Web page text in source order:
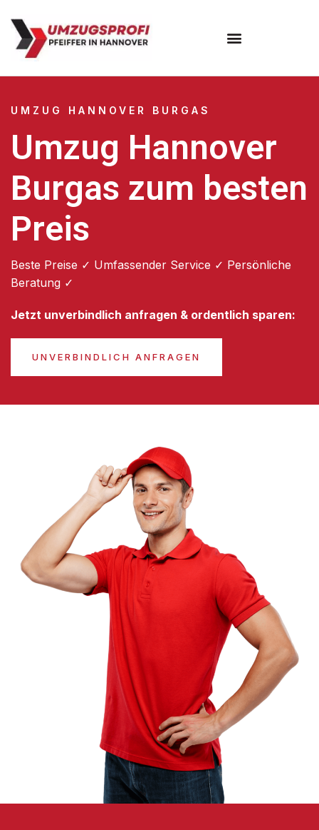
UMZUG HANNOVER BURGAS
Umzug Hannover
Burgas zum besten
Preis
Beste Preise ✓ Umfassender Service ✓ Persönliche
Beratung ✓
Jetzt unverbindlich anfragen & ordentlich sparen:
UNVERBINDLICH ANFRAGEN